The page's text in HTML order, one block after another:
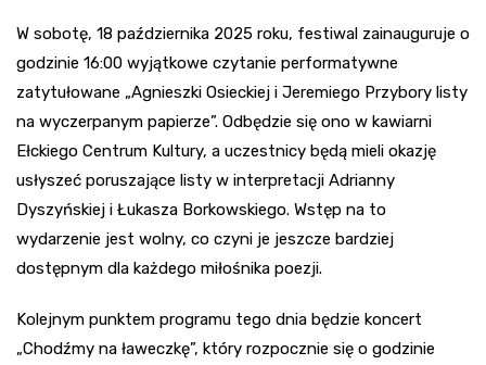
W sobotę, 18 października 2025 roku, festiwal zainauguruje o
godzinie 16:00 wyjątkowe czytanie performatywne
zatytułowane „Agnieszki Osieckiej i Jeremiego Przybory listy
na wyczerpanym papierze”. Odbędzie się ono w kawiarni
Ełckiego Centrum Kultury, a uczestnicy będą mieli okazję
usłyszeć poruszające listy w interpretacji Adrianny
Dyszyńskiej i Łukasza Borkowskiego. Wstęp na to
wydarzenie jest wolny, co czyni je jeszcze bardziej
dostępnym dla każdego miłośnika poezji.
Kolejnym punktem programu tego dnia będzie koncert
„Chodźmy na ławeczkę”, który rozpocznie się o godzinie